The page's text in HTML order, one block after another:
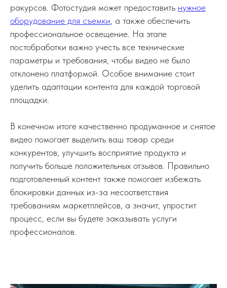
ракурсов. Фотостудия может предоставить нужное
оборудование для съемки , а также обеспечить
профессиональное освещение. На этапе
постобработки важно учесть все технические
параметры и требования, чтобы видео не было
отклонено платформой. Особое внимание стоит
уделить адаптации контента для каждой торговой
площадки.
В конечном итоге качественно продуманное и снятое
видео помогает выделить ваш товар среди
конкурентов, улучшить восприятие продукта и
получить больше положительных отзывов. Правильно
подготовленный контент также помогает избежать
блокировки данных из-за несоответствия
требованиям маркетплейсов, а значит, упростит
процесс, если вы будете заказывать услуги
профессионалов.